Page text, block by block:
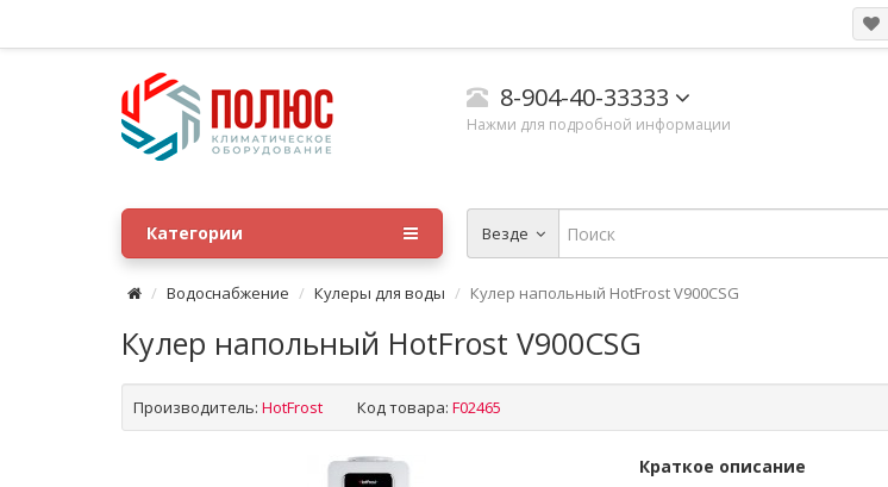
8-904-40-33333
Нажми для подробной информации
Везде
Категории
Водоснабжение Кулеры для воды Кулер напольный HotFrost V900CSG
Кулер напольный HotFrost V900CSG
Производитель: HotFrost Код товара: F02465
Краткое описание